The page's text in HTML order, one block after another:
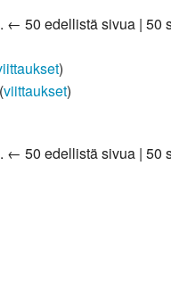
← 50 edellistä sivua | 50
)
(viittaukset)
← 50 edellistä sivua | 50